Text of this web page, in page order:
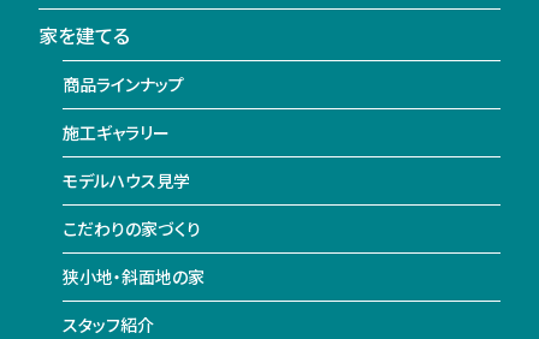
家を建てる
商品ラインナップ
施工ギャラリー
モデルハウス見学
こだわりの家づくり
狭小地・斜面地の家
スタッフ紹介